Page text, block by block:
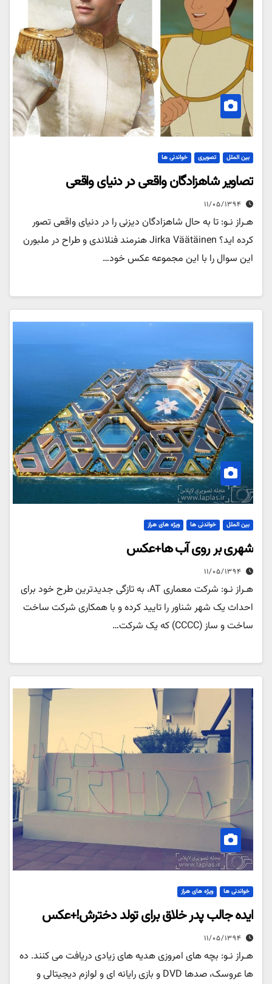
بین الملل تصویری خواندنی ها
تصاویر شاهزادگان واقعی در دنیای واقعی
۱۱/۰۵/۱۳۹۴
هـراز نـو: تا به حال شاهزادگان دیزنی را در دنیای واقعی تصور
کرده اید؟ Jirka Väätäinen هنرمند فنلاندی و طراح در ملبورن
این سوال را با این مجموعه عکس خود…
بین الملل خواندنی ها ویژه های هراز
شهری بر روی آب ها+عکس
۱۱/۰۵/۱۳۹۴
هـراز نـو: شرکت معماری AT، به تازگی جدیدترین طرح خود برای
احداث یک شهر شناور را تایید کرده و با همکاری شرکت ساخت
ساخت و ساز (CCCC) که یک شرکت…
خواندنی ها ویژه های هراز
ایده جالب پدر خلاق برای تولد دخترش!+عکس
۱۱/۰۵/۱۳۹۴
هـراز نـو: بچه های امروزی هدیه های زیادی دریافت می کنند. ده
ها عروسک، صدها DVD و بازی رایانه ای و لوازم دیجیتالی و